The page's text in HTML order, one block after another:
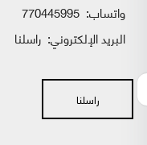
واتساب:
البريد الإلكتروني: راسلنا
راسلنا